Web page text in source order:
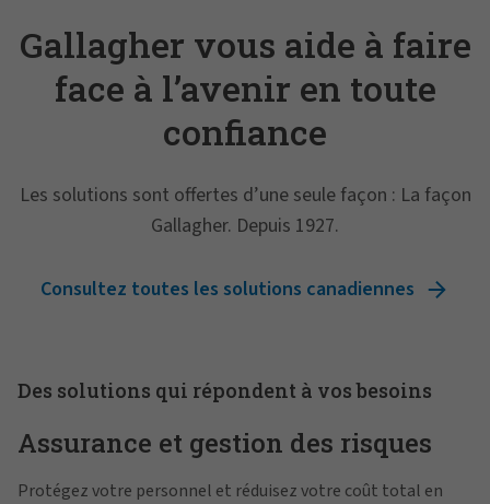
Gallagher vous aide à faire
face à l’avenir en toute
confiance
Les solutions sont offertes d’une seule façon : La façon
Gallagher. Depuis 1927.
Consultez toutes les solutions canadiennes
Des solutions qui répondent à vos besoins
Assurance et gestion des risques
Protégez votre personnel et réduisez votre coût total en